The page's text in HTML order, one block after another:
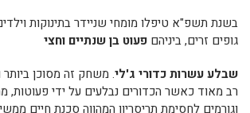
בשנת תשפ"א טיפלו מומחי שניידר בתינוקות
גופים זרים, ביניהם פעוט בן שנתיים וחצי
שבלע עשרות כדורי ג'לי. משחק זה מסוכן ביותר
רב מאוד כאשר הכדורים נבלעים על ידי פעוטות,
וגורמים לחסימת תריסריון המהווה סכנת חיים